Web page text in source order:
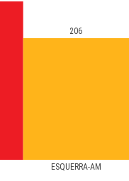
ESQUERRA-AM
206